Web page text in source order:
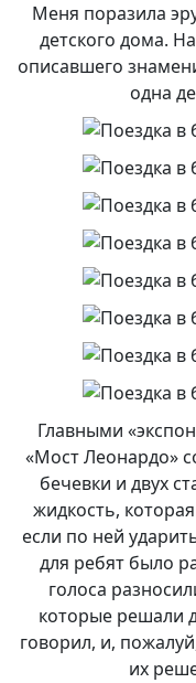
Меня поразила
детского дома.
описавшего
одна
Главными
«Мост Леонардо»
бечевки и двух
жидкость,
если по ней
для ребят было
голоса
которые решали
говорил, и,
их